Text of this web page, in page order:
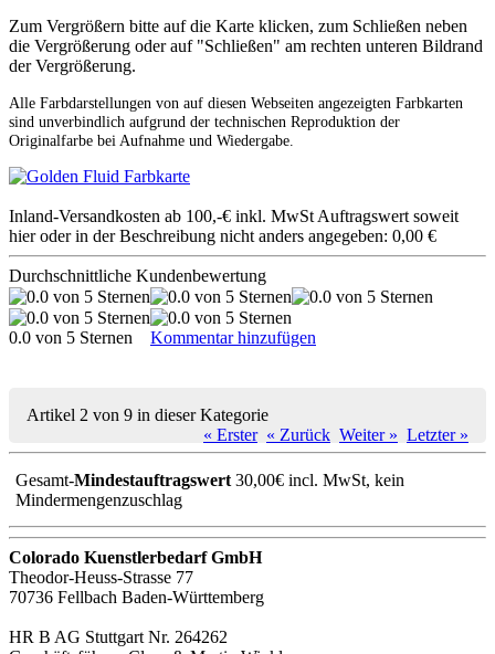
Zum Vergrößern bitte auf die Karte klicken, zum Schließen neben
die Vergrößerung oder auf "Schließen" am rechten unteren Bildrand
der Vergrößerung.
Alle Farbdarstellungen von auf diesen Webseiten angezeigten Farbkarten
sind unverbindlich aufgrund der technischen Reproduktion der
Originalfarbe bei Aufnahme und Wiedergabe.
Inland-Versandkosten ab 100,-€ inkl. MwSt Auftragswert soweit
hier oder in der Beschreibung nicht anders angegeben: 0,00 €
Durchschnittliche Kundenbewertung
0.0 von 5 Sternen Kommentar hinzufügen
Artikel 2 von 9 in dieser Kategorie
« Erster « Zurück Weiter » Letzter »
Gesamt-Mindestauftragswert 30,00€ incl. MwSt, kein
Mindermengenzuschlag
Colorado Kuenstlerbedarf GmbH
Theodor-Heuss-Strasse 77
70736 Fellbach Baden-Württemberg
HR B AG Stuttgart Nr. 264262